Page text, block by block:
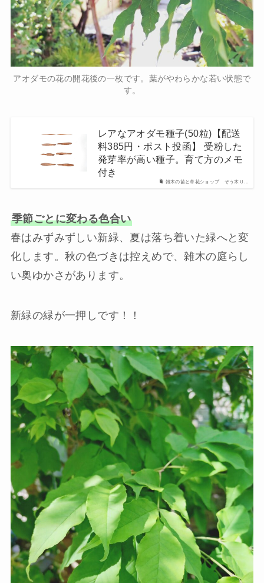
アオダモの花の開花後の一枚です。葉がやわらかな若い状態で
す。
雑木の苗と草花ショップ ぞう木り...
レアなアオダモ種子(50粒)【配送
料385円・ポスト投函】 受粉した
発芽率が高い種子。育て方のメモ
付き
季節ごとに変わる色合い
春はみずみずしい新緑、夏は落ち着いた緑へと変
化します。秋の色づきは控えめで、雑木の庭らし
い奥ゆかさがあります。
新緑の緑が一押しです！！